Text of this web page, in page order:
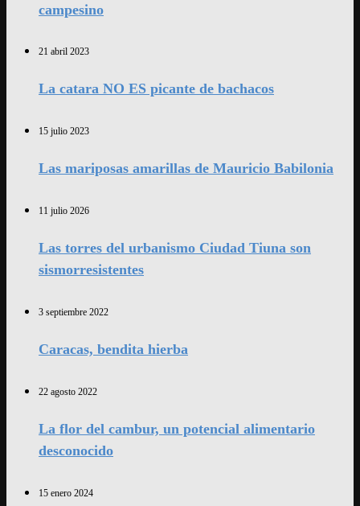
campesino
21 abril 2023
La catara NO ES picante de bachacos
15 julio 2023
Las mariposas amarillas de Mauricio Babilonia
11 julio 2026
Las torres del urbanismo Ciudad Tiuna son
sismorresistentes
3 septiembre 2022
Caracas, bendita hierba
22 agosto 2022
La flor del cambur, un potencial alimentario
desconocido
15 enero 2024